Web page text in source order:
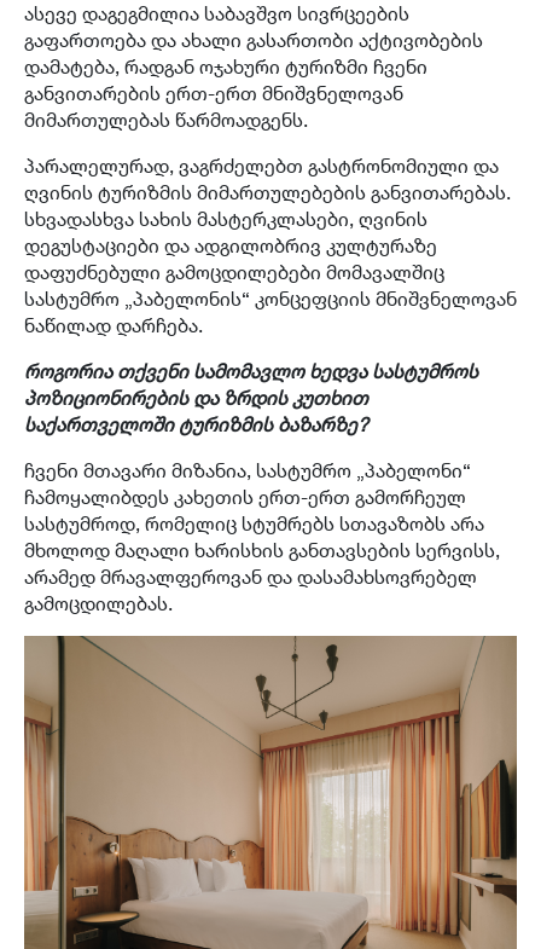
ასევე დაგეგმილია საბავშვო სივრცეების
გაფართოება და ახალი გასართობი აქტივობების
დამატება, რადგან ოჯახური ტურიზმი ჩვენი
განვითარების ერთ-ერთ მნიშვნელოვან
მიმართულებას წარმოადგენს.
პარალელურად, ვაგრძელებთ გასტრონომიული და
ღვინის ტურიზმის მიმართულებების განვითარებას.
სხვადასხვა სახის მასტერკლასები, ღვინის
დეგუსტაციები და ადგილობრივ კულტურაზე
დაფუძნებული გამოცდილებები მომავალშიც
სასტუმრო „პაბელონის“ კონცეფციის მნიშვნელოვან
ნაწილად დარჩება.
როგორია თქვენი სამომავლო ხედვა სასტუმროს
პოზიციონირების და ზრდის კუთხით
საქართველოში ტურიზმის ბაზარზე?
ჩვენი მთავარი მიზანია, სასტუმრო „პაბელონი“
ჩამოყალიბდეს კახეთის ერთ-ერთ გამორჩეულ
სასტუმროდ, რომელიც სტუმრებს სთავაზობს არა
მხოლოდ მაღალი ხარისხის განთავსების სერვისს,
არამედ მრავალფეროვან და დასამახსოვრებელ
გამოცდილებას.